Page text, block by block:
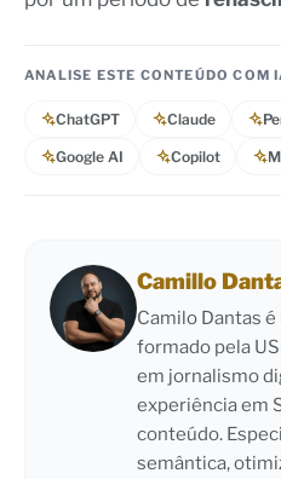
ANALISE ESTE CONTEÚDO COM
ChatGPT Claude
Google AI Copilot
Camillo
Camilo Dantas
formado pela
em jornalismo
experiência em
conteúdo.
semântica,